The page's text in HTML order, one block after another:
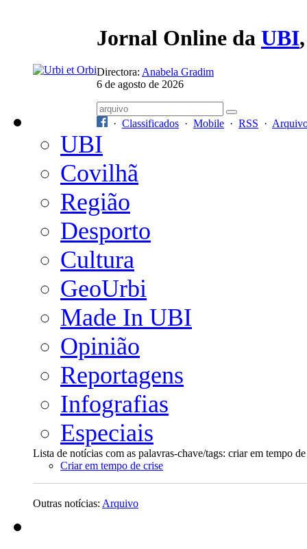
Jornal Online da UBI
Directora: Anabela Gradim
6 de agosto de 2026
· Classificados · Mobile · RSS ·
UBI
Covilhã
Região
Desporto
Cultura
GeoUrbi
Made In UBI
Opinião
Reportagens
Infografias
Especiais
Lista de notícias com as palavras-chave/tags: criar em tempo
Criar em tempo de crise
Outras notícias: Arquivo